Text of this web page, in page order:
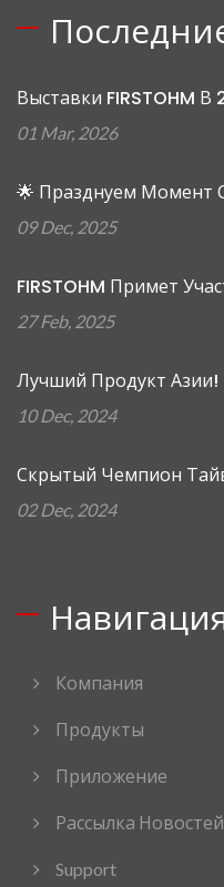
Выставки FIRSTOHM В
01 Mar, 2026
🌟 Празднуем Момент
09 Dec, 2025
FIRSTOHM Примет
27 Feb, 2025
Лучший Продукт Азии!
10 Dec, 2024
Скрытый Чемпион
02 Dec, 2024
Компания
Продукты
Приложение
Рассылка Новостей
Support